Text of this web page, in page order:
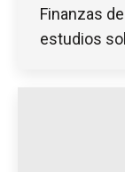
Finanzas
estudios